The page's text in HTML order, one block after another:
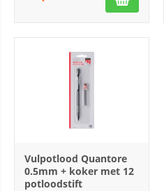
Vulpotlood Quantore
0.5mm + koker met 12
potloodstift